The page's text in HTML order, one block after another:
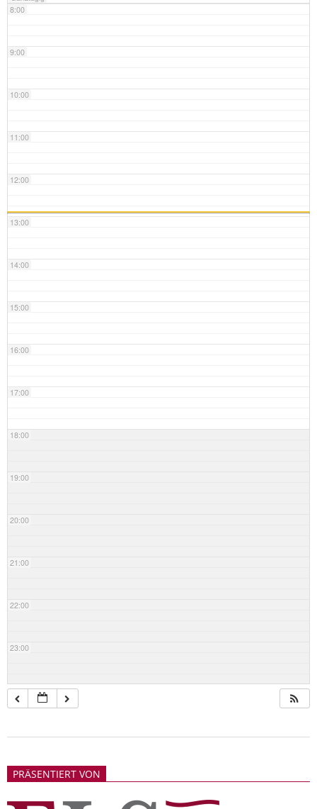
8:00
9:00
10:00
11:00
12:00
13:00
14:00
15:00
16:00
17:00
18:00
19:00
20:00
21:00
22:00
23:00
21PRÄSENTIERT VON